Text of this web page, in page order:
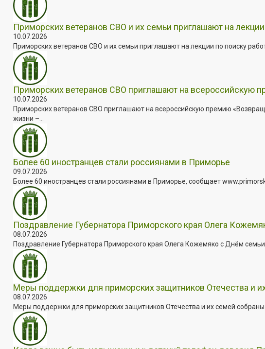
Приморских ветеранов СВО и их семьи приглашают на
10.07.2026
Приморских ветеранов СВО и их семьи приглашают на лекции по поиску
Приморских ветеранов СВО приглашают на всероссийскую
10.07.2026
Приморских ветеранов СВО приглашают на всероссийскую премию
жизни –...
Более 60 иностранцев стали россиянами в Приморье
09.07.2026
Более 60 иностранцев стали россиянами в Приморье, сообщает
Поздравление Губернатора Приморского края Олега
08.07.2026
Поздравление Губернатора Приморского края Олега Кожемяко с Днём
Меры поддержки для приморских защитников Отечества и
08.07.2026
Меры поддержки для приморских защитников Отечества и их семей